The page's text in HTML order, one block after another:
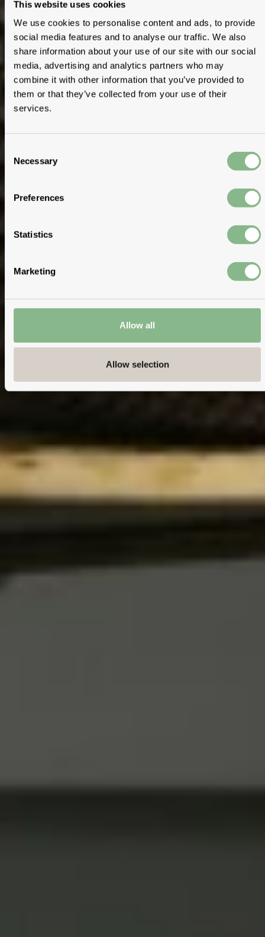
This website uses cookies
We use cookies to personalise content and ads, to provide
social media features and to analyse our traffic. We also
share information about your use of our site with our social
media, advertising and analytics partners who may
combine it with other information that you’ve provided to
them or that they’ve collected from your use of their
services.
Selection
Necessary
Preferences
Statistics
Marketing
Allow all
Allow selection